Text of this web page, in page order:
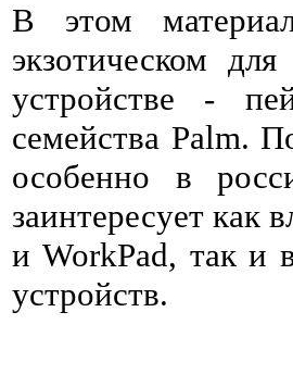
В этом
экзотическом
устройстве -
семейства Palm.
особенно в
заинтересует как
и WorkPad, так и
устройств.